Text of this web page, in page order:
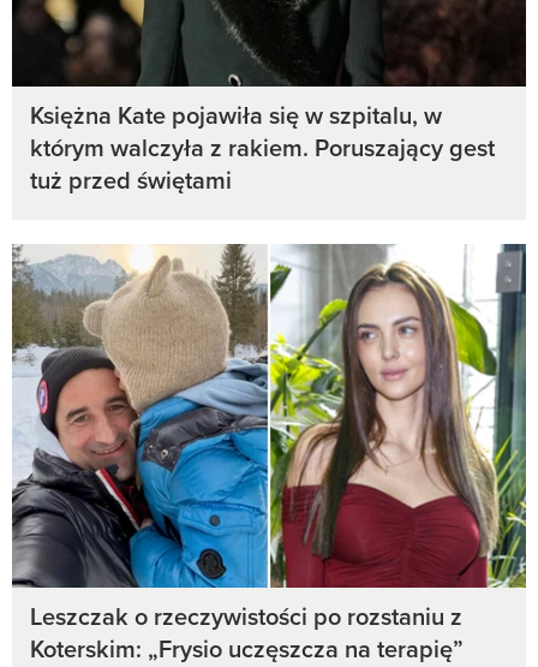
Księżna Kate pojawiła się w szpitalu, w
którym walczyła z rakiem. Poruszający gest
tuż przed świętami
Leszczak o rzeczywistości po rozstaniu z
Koterskim: „Frysio uczęszcza na terapię”